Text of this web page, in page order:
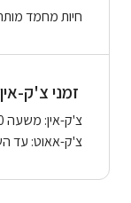
חיות מחמד
זמני צ'ק-
צ'ק-אין: משעה 14:00
צ'ק-אאוט: עד השעה